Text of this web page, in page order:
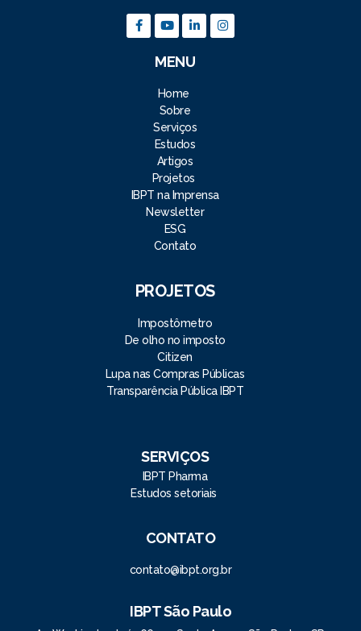
MENU
Home
Sobre
Serviços
Estudos
Artigos
Projetos
IBPT na Imprensa
Newsletter
ESG
Contato
PROJETOS
Impostômetro
De olho no imposto
Citizen
Lupa nas Compras Públicas
Transparência Pública IBPT
SERVIÇOS
IBPT Pharma
Estudos setoriais
CONTATO
contato@ibpt.org.br
IBPT São Paulo